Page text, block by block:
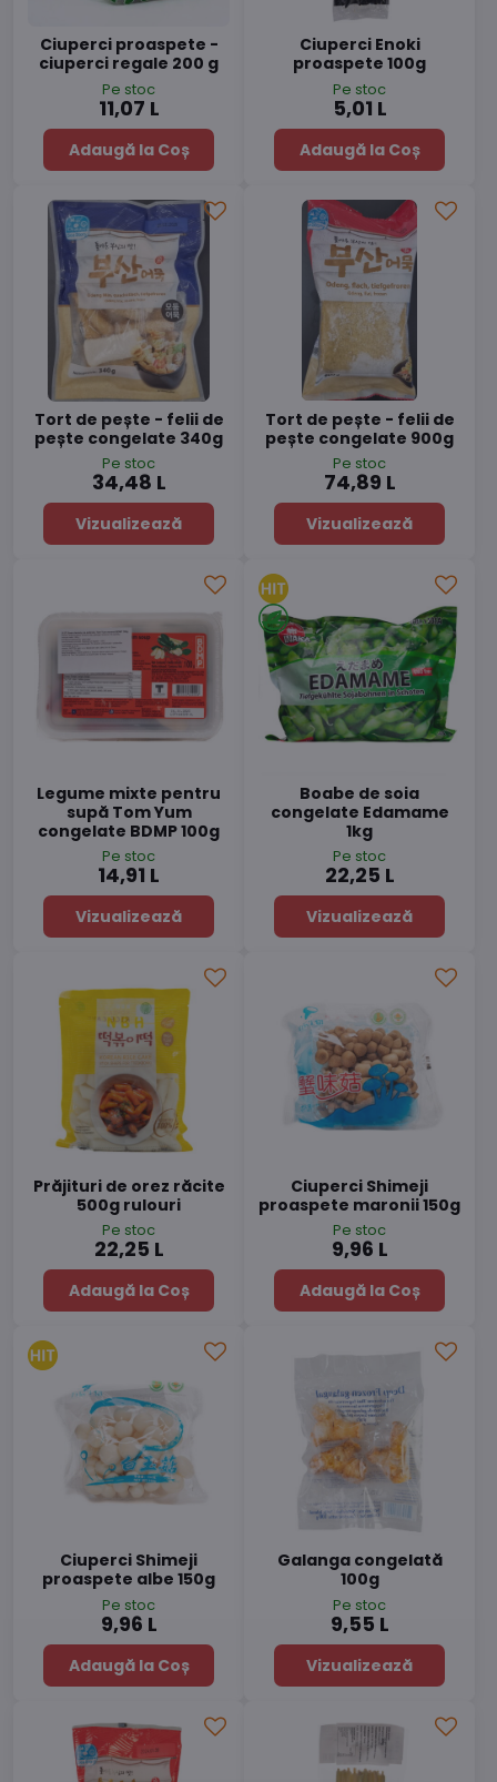
Ciuperci proaspete -
ciuperci regale 200 g
Pe stoc
11,07 L
Adaugă la Coș
Ciuperci Enoki
proaspete 100g
Pe stoc
5,01 L
Adaugă la Coș
Tort de pește - felii de
pește congelate 340g
Pe stoc
34,48 L
Vizualizează
Tort de pește - felii de
pește congelate 900g
Pe stoc
74,89 L
Vizualizează
Legume mixte pentru
supă Tom Yum
congelate BDMP 100g
Pe stoc
14,91 L
Vizualizează
Boabe de soia
congelate Edamame
1kg
Pe stoc
22,25 L
Vizualizează
Prăjituri de orez răcite
500g rulouri
Pe stoc
22,25 L
Adaugă la Coș
Ciuperci Shimeji
proaspete maronii 150g
Pe stoc
9,96 L
Adaugă la Coș
Ciuperci Shimeji
proaspete albe 150g
Pe stoc
9,96 L
Adaugă la Coș
Galanga congelată
100g
Pe stoc
9,55 L
Vizualizează